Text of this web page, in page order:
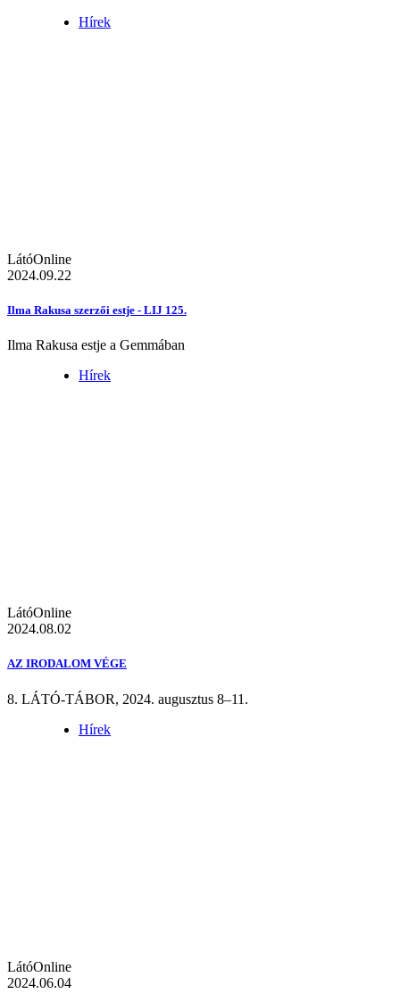
Hírek
LátóOnline
2024.09.22
Ilma Rakusa szerzői estje - LIJ 125.
Ilma Rakusa estje a Gemmában
Hírek
LátóOnline
2024.08.02
AZ IRODALOM VÉGE
8. LÁTÓ-TÁBOR, 2024. augusztus 8–11.
Hírek
LátóOnline
2024.06.04